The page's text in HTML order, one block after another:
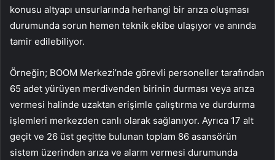
konusu altyapı unsurlarında herhangi bir arıza oluşması
durumunda sorun hemen teknik ekibe ulaşıyor ve anında
tamir edilebiliyor.
Örneğin; BOOM Merkezi’nde görevli personeller tarafından
65 adet yürüyen merdivenden birinin durması veya arıza
vermesi halinde uzaktan erişimle çalıştırma ve durdurma
işlemleri merkezden canlı olarak sağlanıyor. Ayrıca 17 alt
geçit ve 26 üst geçitte bulunan toplam 86 asansörün
sistem üzerinden arıza ve alarm vermesi durumunda